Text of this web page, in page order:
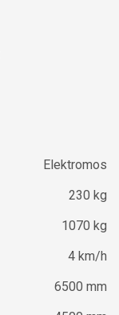
Elektromos
230 kg
1070 kg
4 km/h
6500 mm